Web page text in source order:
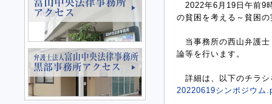
2022年6月19日午前9
の貧困を考える～貧困
当事務所の西山弁護士
論等を行います。
詳細は、以下のチラシ
20220619シンポジウム